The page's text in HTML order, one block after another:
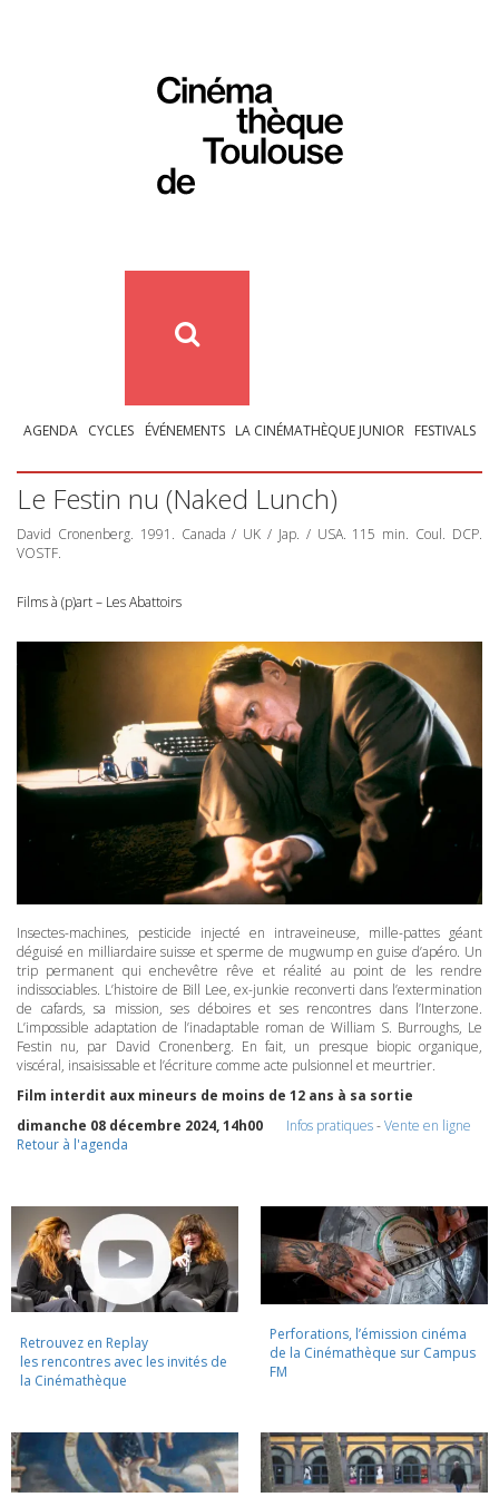
AGENDA CYCLES ÉVÉNEMENTS LA CINÉMATHÈQUE JUNIOR FESTIVALS
Le Festin nu (Naked Lunch)
David Cronenberg. 1991. Canada / UK / Jap. / USA. 115 min. Coul. DCP.
VOSTF.
Films à (p)art – Les Abattoirs
Insectes-machines, pesticide injecté en intraveineuse, mille-pattes géant
déguisé en milliardaire suisse et sperme de mugwump en guise d’apéro. Un
trip permanent qui enchevêtre rêve et réalité au point de les rendre
indissociables. L’histoire de Bill Lee, ex-junkie reconverti dans l’extermination
de cafards, sa mission, ses déboires et ses rencontres dans l’Interzone.
L’impossible adaptation de l’inadaptable roman de William S. Burroughs, Le
Festin nu, par David Cronenberg. En fait, un presque biopic organique,
viscéral, insaisissable et l’écriture comme acte pulsionnel et meurtrier.
Film interdit aux mineurs de moins de 12 ans à sa sortie
dimanche 08 décembre 2024, 14h00
Infos pratiques-Vente en ligne
Retour à l'agenda
Retrouvez en Replay
les rencontres avec les invités de
la Cinémathèque
Perforations, l’émission cinéma
de la Cinémathèque sur Campus
FM